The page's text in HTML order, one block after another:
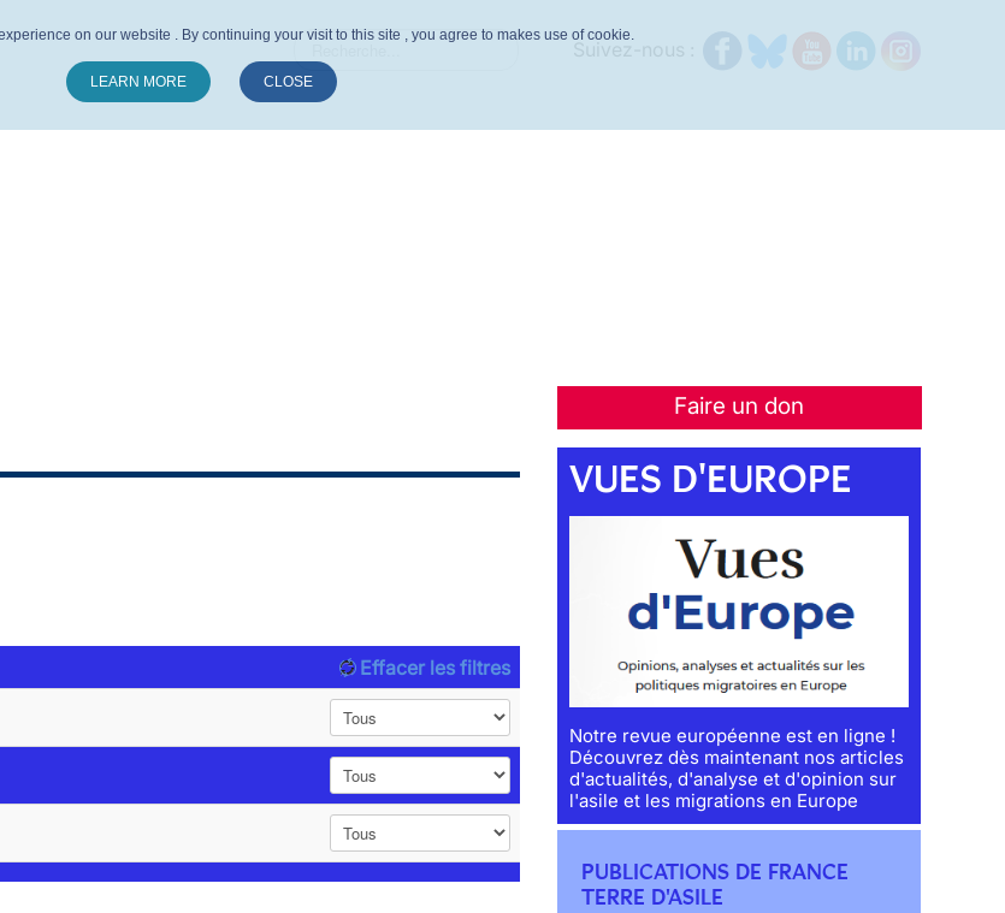
Faire un don
Effacer les filtres
VUES D'EUROPE
Notre revue européenne est en ligne !
Découvrez dès maintenant nos articles
d'actualités, d'analyse et d'opinion sur
l'asile et les migrations en Europe
PUBLICATIONS DE FRANCE
TERRE D'ASILE
on our website . By continuing your visit to this site , you agree to makes use of cookie.
LEARN MORE CLOSE